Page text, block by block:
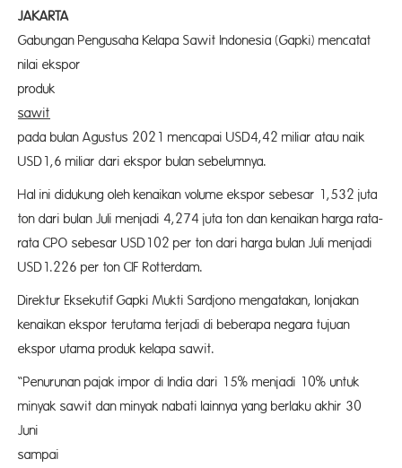
JAKARTA
Gabungan Pengusaha Kelapa Sawit Indonesia (Gapki) mencatat
nilai ekspor
sawit
pada bulan Agustus 2021 mencapai USD4,42 miliar atau naik
USD1,6 miliar dari ekspor bulan sebelumnya.
Hal ini didukung oleh kenaikan volume ekspor sebesar 1,532 juta
ton dari bulan Juli menjadi 4,274 juta ton dan kenaikan harga rata-
rata CPO sebesar USD102 per ton dari harga bulan Juli menjadi
USD1.226 per ton CIF Rotterdam.
Direktur Eksekutif Gapki Mukti Sardjono mengatakan, lonjakan
kenaikan ekspor terutama terjadi di beberapa negara tujuan
ekspor utama produk kelapa sawit.
“Penurunan pajak impor di India dari 15% menjadi 10% untuk
minyak sawit dan minyak nabati lainnya yang berlaku akhir 30
Juni
sampai